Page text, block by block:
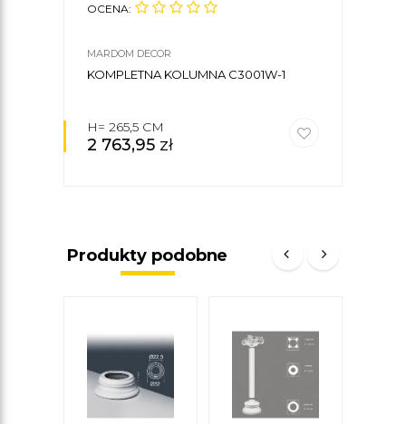
OCENA:
MARDOM DECOR
KOMPLETNA KOLUMNA C3001W-1
H= 265,5 CM
2 763,95 zł
Produkty podobne